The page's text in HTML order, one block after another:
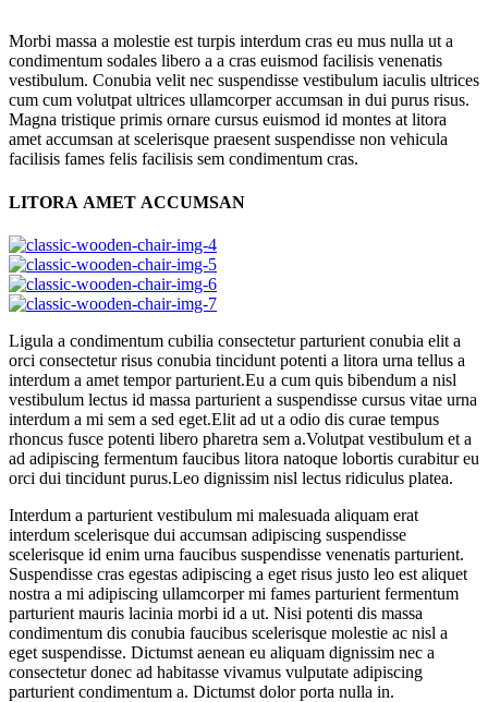
Morbi massa a molestie est turpis interdum cras eu mus nulla ut a
condimentum sodales libero a a cras euismod facilisis venenatis
vestibulum. Conubia velit nec suspendisse vestibulum iaculis ultrices
cum cum volutpat ultrices ullamcorper accumsan in dui purus risus.
Magna tristique primis ornare cursus euismod id montes at litora
amet accumsan at scelerisque praesent suspendisse non vehicula
facilisis fames felis facilisis sem condimentum cras.
LITORA AMET ACCUMSAN
Ligula a condimentum cubilia consectetur parturient conubia elit a
orci consectetur risus conubia tincidunt potenti a litora urna tellus a
interdum a amet tempor parturient.Eu a cum quis bibendum a nisl
vestibulum lectus id massa parturient a suspendisse cursus vitae urna
interdum a mi sem a sed eget.Elit ad ut a odio dis curae tempus
rhoncus fusce potenti libero pharetra sem a.Volutpat vestibulum et a
ad adipiscing fermentum faucibus litora natoque lobortis curabitur eu
orci dui tincidunt purus.Leo dignissim nisl lectus ridiculus platea.
Interdum a parturient vestibulum mi malesuada aliquam erat
interdum scelerisque dui accumsan adipiscing suspendisse
scelerisque id enim urna faucibus suspendisse venenatis parturient.
Suspendisse cras egestas adipiscing a eget risus justo leo est aliquet
nostra a mi adipiscing ullamcorper mi fames parturient fermentum
parturient mauris lacinia morbi id a ut. Nisi potenti dis massa
condimentum dis conubia faucibus scelerisque molestie ac nisl a
eget suspendisse. Dictumst aenean eu aliquam dignissim nec a
consectetur donec ad habitasse vivamus vulputate adipiscing
parturient condimentum a. Dictumst dolor porta nulla in.